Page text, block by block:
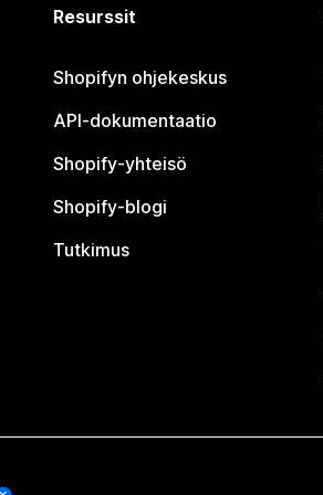
Resurssit
Shopifyn ohjekeskus
API-dokumentaatio
Shopify-yhteisö
Shopify-blogi
Tutkimus